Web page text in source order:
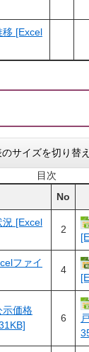
移 [Excel
のサイズを切り替
目次
No
況 [Excel
2
ファイ
4
示価格
6